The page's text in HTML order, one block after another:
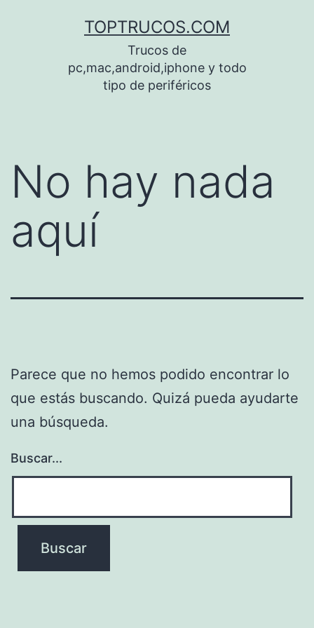
TOPTRUCOS.COM
Trucos de
pc,mac,android,iphone y todo
tipo de periféricos
No hay nada
aquí
Parece que no hemos podido encontrar lo
que estás buscando. Quizá pueda ayudarte
una búsqueda.
Buscar...